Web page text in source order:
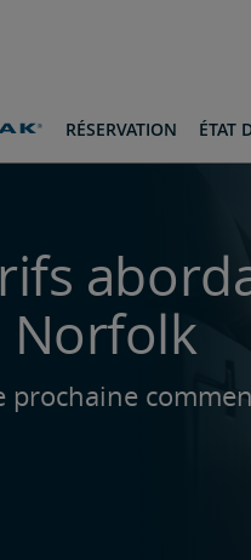
RÉSERVATION
ÉTAT
Norfolk
prochaine